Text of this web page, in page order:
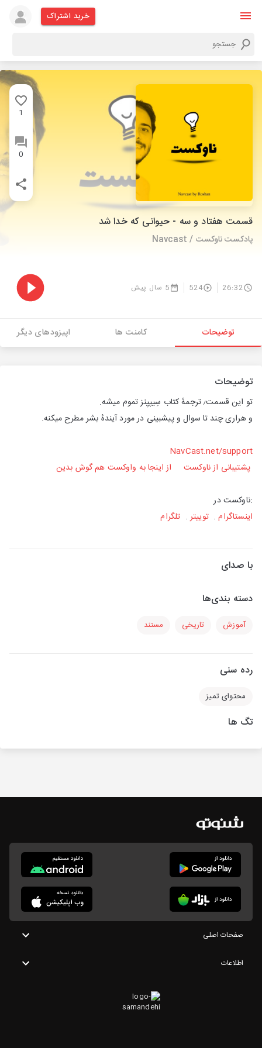
خرید اشتراک
1
0
قسمت هفتاد و سه - حیوانی که خدا شد
پادکست ناوکست / Navcast
26:32
524 5 سال پیش
توضیحات کامنت ها اپیزودهای دیگر
توضیحات
تو این قسمت٫ ترجمهٔ کتاب سِیپیِنز تموم میشه.
و هراری چند تا سوال و پیشبینی در مورد آیندهٔ بشر مطرح میکنه.
NavCast.net/support
پشتیبانی از ناوکست
از اینجا به واوکست هم گوش بدین
:ناوکست در
اینستاگرام.توییتر. تلگرام
با صدای
دسته بندی‌ها
آموزش تاریخی مستند
رده سنی
محتوای تمیز
تگ ها
صفحات اصلی
اطلاعات